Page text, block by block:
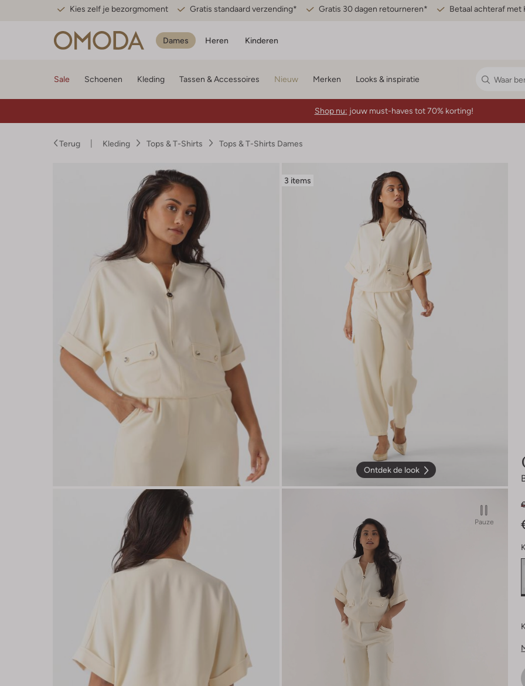
Kies zelf je bezorgmoment Gratis standaard verzending* Gratis 30 dagen retourneren* Betaal achteraf met
Dames Heren Kinderen
Sale Schoenen Kleding Tassen & Accessoires Nieuw Merken Looks & inspiratie
Shop nu: jouw must-haves tot 70% korting!
Terug Kleding Tops & T-Shirts Tops & T-Shirts Dames
3 items
Ontdek de look
Pauze